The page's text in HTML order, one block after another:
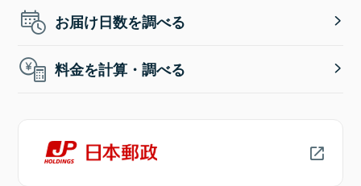
お届け日数を調べる
料金を計算・調べる